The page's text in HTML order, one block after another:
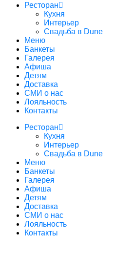
Ресторан
Кухня
Интерьер
Свадьба в Dune
Меню
Банкеты
Галерея
Афиша
Детям
Доставка
СМИ о нас
Лояльность
Контакты
Ресторан
Кухня
Интерьер
Свадьба в Dune
Меню
Банкеты
Галерея
Афиша
Детям
Доставка
СМИ о нас
Лояльность
Контакты